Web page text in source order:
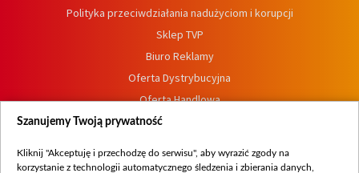
Polityka przeciwdziałania nadużyciom i korupcji
Sklep TVP
Biuro Reklamy
Oferta Dystrybucyjna
Oferta Handlowa
Dostępność
Procedura zgłoszeń wewnętrznych
Szanujemy Twoją prywatność
Kliknij "Akceptuję i przechodzę do serwisu", aby wyrazić zgody na
korzystanie z technologii automatycznego śledzenia i zbierania danych,